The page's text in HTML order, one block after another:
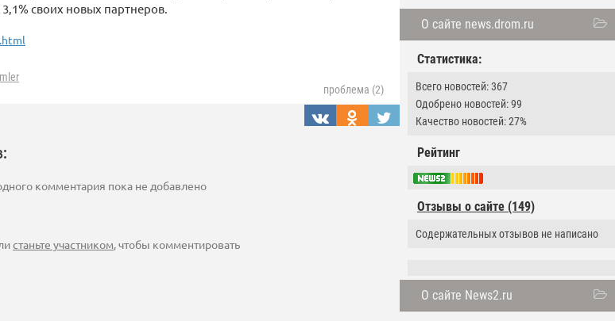
О сайте news.drom.ru
Статистика:
Всего новостей: 367
Одобрено новостей: 99
Качество новостей: 27%
Рейтинг
Отзывы о сайте (149)
Содержательных отзывов не написано
О сайте News2.ru
своих новых партнеров.
проблема (2)
комментария пока не добавлено
станьте участником, чтобы комментировать